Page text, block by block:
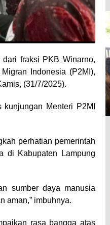
fraksi PKB Winarno,
Indonesia (P2MI),
(31/7/2025).
Menteri P2MI
perhatian pemerintah
di Kabupaten Lampung
sumber daya manusia
aman,” imbuhnya.
rasa bangga atas